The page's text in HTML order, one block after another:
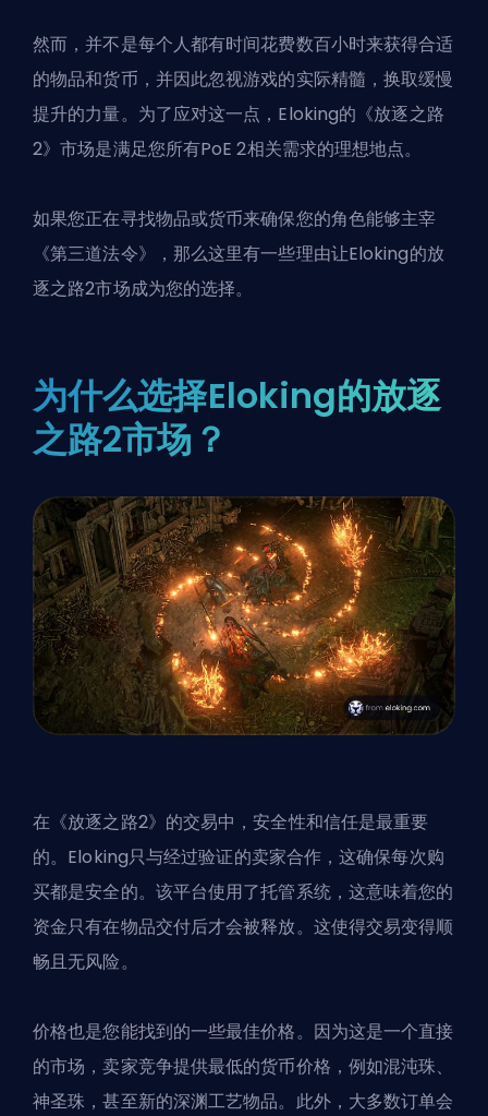
然而，并不是每个人都有时间花费数百小时来获得合适
的物品和货币，并因此忽视游戏的实际精髓，换取缓慢
提升的力量。为了应对这一点，Eloking的《放逐之路
2》市场是满足您所有PoE 2相关需求的理想地点。
如果您正在寻找物品或货币来确保您的角色能够主宰
《第三道法令》，那么这里有一些理由让Eloking的放
逐之路2市场成为您的选择。
为什么选择Eloking的放逐
之路2市场？
在《放逐之路2》的交易中，安全性和信任是最重要
的。Eloking只与经过验证的卖家合作，这确保每次购
买都是安全的。该平台使用了托管系统，这意味着您的
资金只有在物品交付后才会被释放。这使得交易变得顺
畅且无风险。
价格也是您能找到的一些最佳价格。因为这是一个直接
的市场，卖家竞争提供最低的货币价格，例如混沌珠、
神圣珠，甚至新的深渊工艺物品。此外，大多数订单会